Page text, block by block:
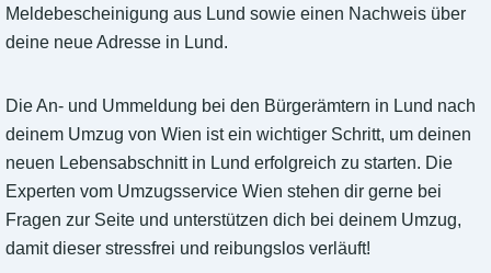
Meldebescheinigung aus Lund sowie einen Nachweis über
deine neue Adresse in Lund.
Die An- und Ummeldung bei den Bürgerämtern in Lund nach
deinem Umzug von Wien ist ein wichtiger Schritt, um deinen
neuen Lebensabschnitt in Lund erfolgreich zu starten. Die
Experten vom Umzugsservice Wien stehen dir gerne bei
Fragen zur Seite und unterstützen dich bei deinem Umzug,
damit dieser stressfrei und reibungslos verläuft!